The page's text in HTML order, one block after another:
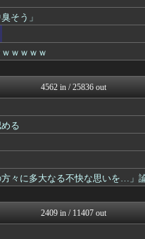
VIPPER速報
不思議.net - 5ch...
いたしん！
えっ!?またここのサイト?
バズッター速報
NEWSぽけまとめーる
まとめCUP
コノユビニュース｜みんな
なんJミュージアム
なんJミュージアム
そう」
ｗｗｗｗ
4562 in / 25836 out
る
々に多大なる不快な思いを…」
2409 in / 11407 out